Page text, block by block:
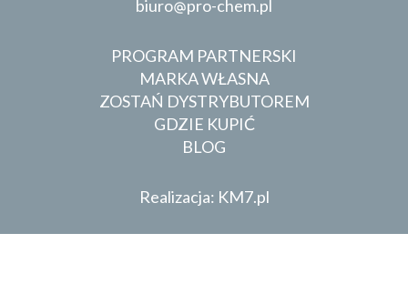
biuro
pro-chem.pl
PROGRAM PARTNERSKI
MARKA WŁASNA
ZOSTAŃ DYSTRYBUTOREM
GDZIE KUPIĆ
BLOG
Realizacja: KM7.pl